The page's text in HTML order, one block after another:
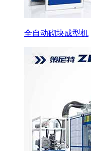
全自动砌块成型机